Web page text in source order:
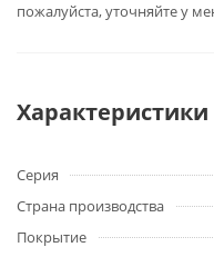
пожалуйста, уточняйте у
Характеристики
Серия
Страна производства
Покрытие